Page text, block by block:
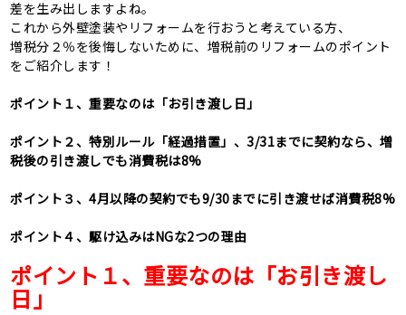
差を生み出しますよね。
これから外壁塗装やリフォームを行おうと考えている方、
増税分２％を後悔しないために、増税前のリフォームのポイント
をご紹介します！
ポイント１、重要なのは「お引き渡し日」
ポイント２、特別ルール「経過措置」、3/31までに契約なら、増
税後の引き渡しでも消費税は8%
ポイント３、4月以降の契約でも9/30までに引き渡せば消費税8%
ポイント４、駆け込みはNGな2つの理由
ポイント１、重要なのは「お引き渡し
日」